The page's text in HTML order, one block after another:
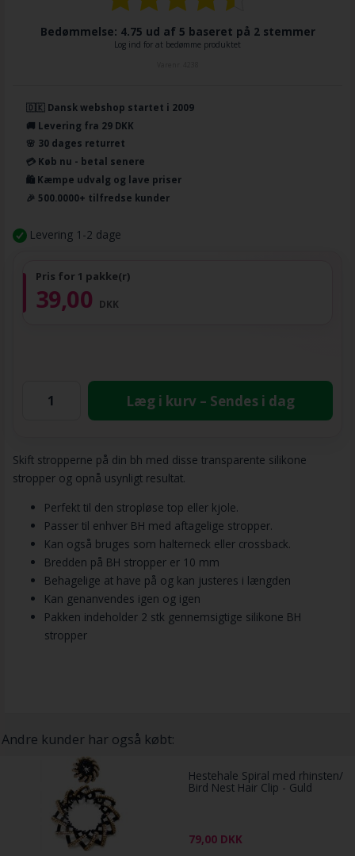
Bedømmelse: 4.75 ud af 5 baseret på 2stemmer
Log ind for at bedømme produktet
🇩🇰 Dansk webshop startet i 2009
🚚 Levering fra 29 DKK
🌸 30 dages returret
💳 Køb nu - betal senere
🛍️ Kæmpe udvalg og lave priser
🎉 500.0000+ tilfredse kunder
Levering 1-2 dage
Pris for 1 pakke(r)
39,00 DKK
Læg i kurv – Sendes i dag
Skift stropperne på din bh med disse transparente silikone
stropper og opnå usynligt resultat.
Perfekt til den stropløse top eller kjole.
Passer til enhver BH med aftagelige stropper.
Kan også bruges som halterneck eller crossback.
Bredden på BH stropper er 10 mm
Behagelige at have på og kan justeres i længden
Kan genanvendes igen og igen
Pakken indeholder 2 stk gennemsigtige silikone BH
stropper
Andre kunder har også købt:
Hestehale Spiral med rhinsten/
Bird Nest Hair Clip - Guld
79,00 DKK